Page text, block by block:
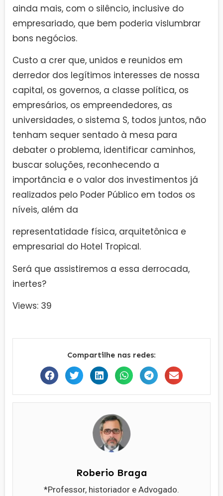
ainda mais, com o silêncio, inclusive do
empresariado, que bem poderia vislumbrar
bons negócios.
Custo a crer que, unidos e reunidos em
derredor dos legítimos interesses de nossa
capital, os governos, a classe política, os
empresários, os empreendedores, as
universidades, o sistema S, todos juntos, não
tenham sequer sentado à mesa para
debater o problema, identificar caminhos,
buscar soluções, reconhecendo a
importância e o valor dos investimentos já
realizados pelo Poder Público em todos os
níveis, além da
representatidade física, arquitetônica e
empresarial do Hotel Tropical.
Será que assistiremos a essa derrocada,
inertes?
Views: 39
Compartilhe nas redes:
Roberio Braga
*Professor, historiador e Advogado.